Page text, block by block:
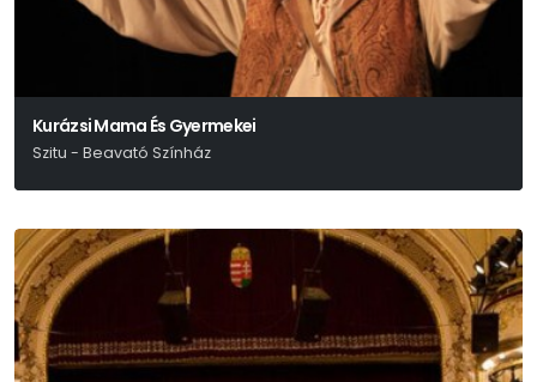
Kurázsi Mama És Gyermekei
Szitu - Beavató Színház